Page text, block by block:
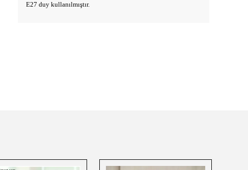
E27 duy kullanılmıştır.